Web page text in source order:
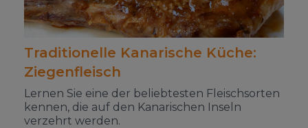
Traditionelle Kanarische Küche:
Ziegenfleisch
Lernen Sie eine der beliebtesten Fleischsorten
kennen, die auf den Kanarischen Inseln
verzehrt werden.